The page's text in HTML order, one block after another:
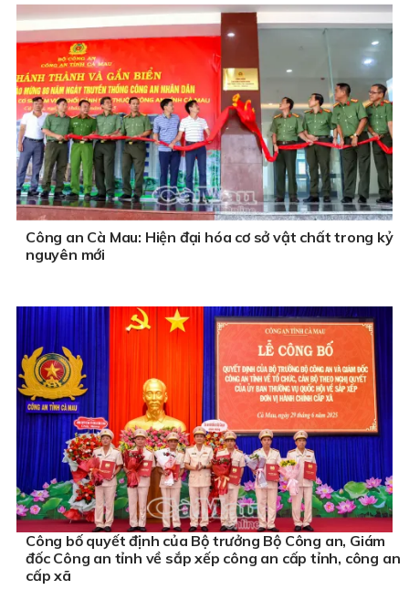
Công an Cà Mau: Hiện đại hóa cơ sở vật chất trong kỷ
nguyên mới
Công bố quyết định của Bộ trưởng Bộ Công an, Giám
đốc Công an tỉnh về sắp xếp công an cấp tỉnh, công an
cấp xã